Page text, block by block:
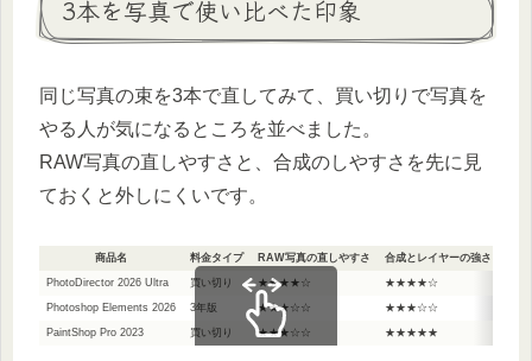
3本を写真で使い比べた印象
同じ写真の束を3本で直してみて、買い切りで写真を
やる人が気になるところを並べました。
RAW写真の直しやすさと、合成のしやすさを先に見
ておくと外しにくいです。
商品名 料金タイプ RAW写真の直しやすさ 合成とレイヤーの強さ
PhotoDirector 2026 Ultra 買い切り ★★★★☆ ★★★★☆
Photoshop Elements 2026 3年版 ★★★☆☆ ★★★☆☆
PaintShop Pro 2023 買い切り ★★★☆☆ ★★★★★